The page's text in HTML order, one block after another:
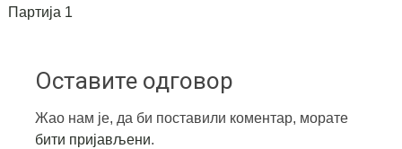
Партија 1
Оставите одговор
Жао нам је, да би поставили коментар, морате
бити пријављени.